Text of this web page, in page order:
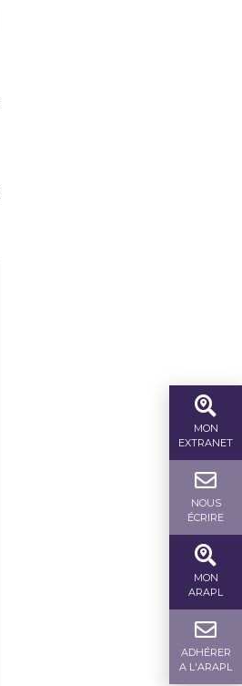
MON
EXTRANET
NOUS
ÉCRIRE
MON
ARAPL
ADHÉRER
A L'ARAPL